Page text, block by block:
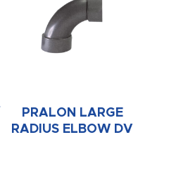
PRALON LARGE
RADIUS ELBOW DV